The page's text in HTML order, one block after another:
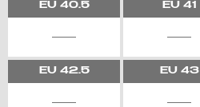
EU40.5 EU 41
EU42.5 EU43